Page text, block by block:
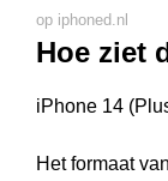
op iphoned.nl
Hoe ziet
iPhone 14
Het formaat